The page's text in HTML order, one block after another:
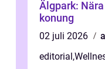
Älgpark:
konung
02 juli 2026
editorial,